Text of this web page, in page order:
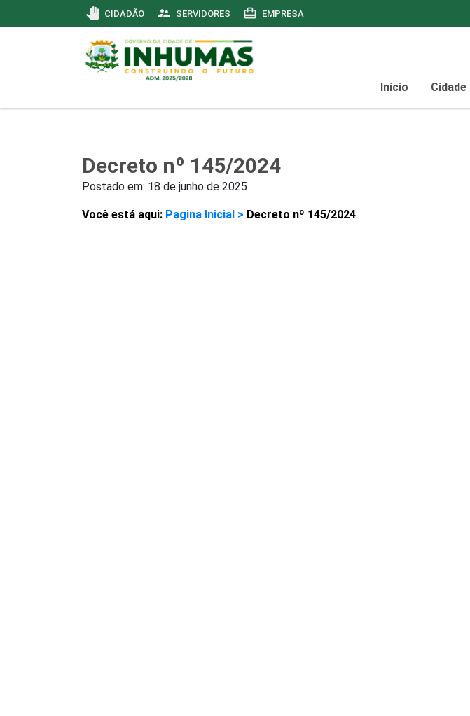
pan_tool CIDADÃO supervisor_account SERVIDORES card_travel EMPRESA
Início Cidade
Decreto nº 145/2024
Postado em: 18 de junho de 2025
Você está aqui: Pagina Inicial > Decreto nº 145/2024